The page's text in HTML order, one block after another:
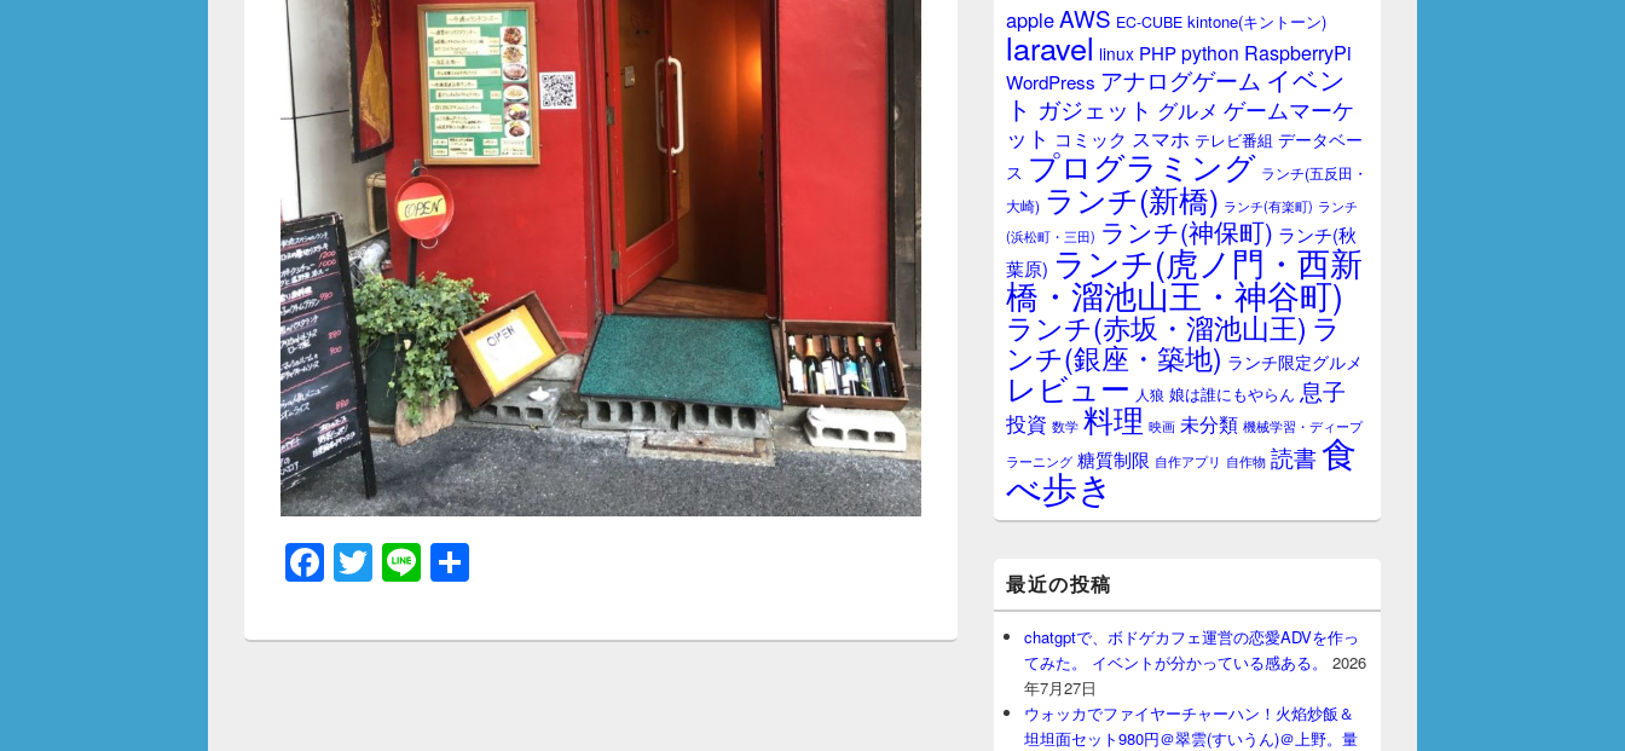
F
c
T
tt
Li
e
ジ
ッ
ト
appleAWS EC-CUBE kintone(キントーン)
laravel linux PHPpython RaspberryPi
WordPress アナログゲーム イベン
ト ガジェット グルメ ゲームマーケ
ット コミック スマホ テレビ番組 データベー
ス プログラミング ランチ(五反田・
大崎) ランチ(新橋) ランチ(有楽町) ランチ
(浜松町・三田) ランチ(神保町) ランチ(秋
葉原) ランチ(虎ノ門・西新
橋・溜池山王・神谷町)
ランチ(赤坂・溜池山王) ラ
ンチ(銀座・築地) ランチ限定グルメ
レビュー 人狼 娘は誰にもやらん 息子
投資 数学 料理 映画 未分類 機械学習・ディープ
ラーニング 糖質制限 自作アプリ 自作物 読書食
べ歩き
最近の投稿
chatgptで、ボドゲカフェ運営の恋愛ADVを作っ
てみた。 イベントが分かっている感ある。
2026
年7月27日
ウォッカでファイヤーチャーハン！火焰炒飯＆
坦坦面セット980円＠翠雲(すいうん)＠上野。量